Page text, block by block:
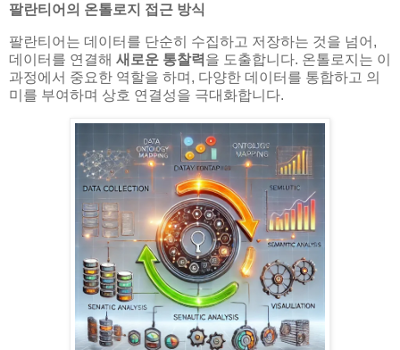
팔란티어의 온톨로지 접근 방식
팔란티어는 데이터를 단순히 수집하고 저장하는 것을 넘어,
데이터를 연결해 새로운 통찰력 을 도출합니다. 온톨로지는 이
과정에서 중요한 역할을 하며, 다양한 데이터를 통합하고 의
미를 부여하며 상호 연결성을 극대화합니다.